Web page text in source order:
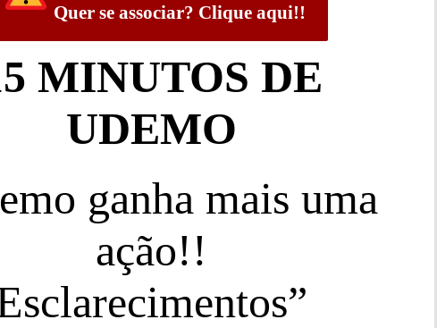
Quer se associar? Clique aqui!!
MINUTOS DE
UDEMO
ganha mais uma
ação!!